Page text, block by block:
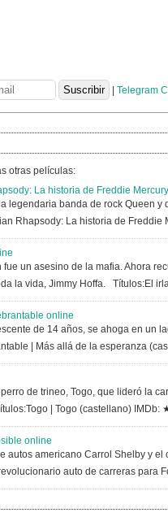
Telegram
otras películas:
La historia de Freddie
legendaria banda de rock Queen
Rhapsody: La historia de
fue un asesino de la mafia. Ahora
la vida, Jimmy Hoffa. Títulos:El
online
de 14 años, se ahoga en un
| Más allá de la esperanza
de trineo, Togo, que lideró la
| Togo (castellano)
online
autos americano Carrol Shelby y
auto de carreras para